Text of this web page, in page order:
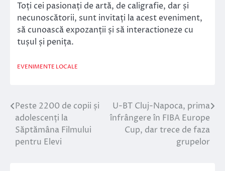
Toți cei pasionați de artă, de caligrafie, dar și
necunoscătorii, sunt invitați la acest eveniment,
să cunoască expozanții și să interactioneze cu
tușul și penița.
EVENIMENTE LOCALE
Navigare
în
articole
Peste 2200 de copii și
adolescenți la
Săptămâna Filmului
pentru Elevi
U-BT Cluj-Napoca, prima
înfrângere în FIBA Europe
Cup, dar trece de faza
grupelor